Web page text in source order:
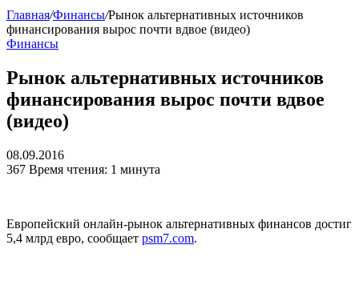
Главная/Финансы/Рынок альтернативных источников
финансирования вырос почти вдвое (видео)
Финансы
Рынок альтернативных источников
финансирования вырос почти вдвое
(видео)
08.09.2016
367 Время чтения: 1 минута
Европейский онлайн-рынок альтернативных финансов достиг
5,4 млрд евро, сообщает psm7.com.